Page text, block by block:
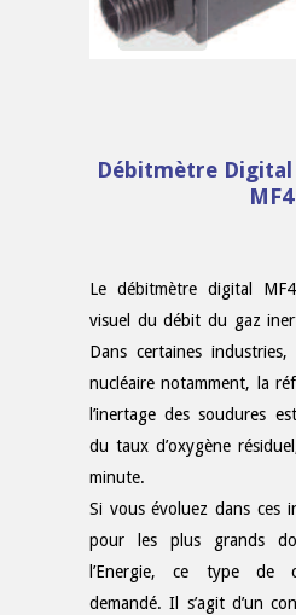
Débitmètre
MF4
Le débitmètre digital
visuel du débit du gaz
Dans certaines
nucléaire notamment, la
l’inertage des soudures
du taux d’oxygène
minute.
Si vous évoluez dans ces
pour les plus grands
l’Energie, ce type de
demandé. Il s’agit d’un